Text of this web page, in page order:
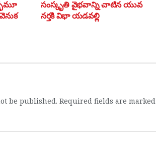
సంస్కృతి వైభవాన్ని చాటిన యువ
నర్తకి విభా యడవల్లి
be published. Required fields are marked